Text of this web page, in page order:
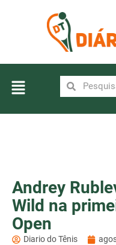
Andrey
Wild na
Open
Diario do Tênis